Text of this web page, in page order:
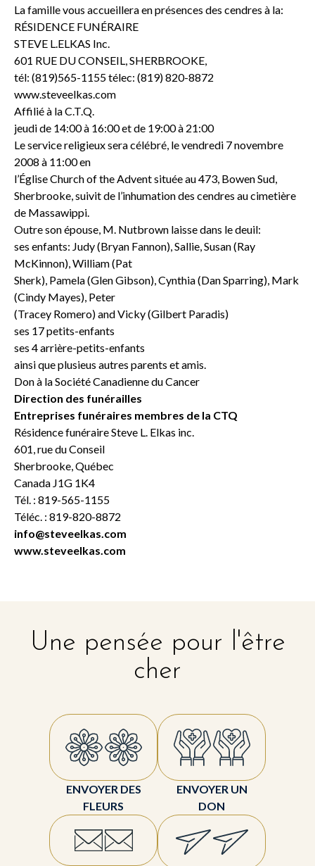
La famille vous accueillera en présences des cendres à la:
RÉSIDENCE FUNÉRAIRE
STEVE L.ELKAS Inc.
601 RUE DU CONSEIL, SHERBROOKE,
tél: (819)565-1155 télec: (819) 820-8872
www.steveelkas.com
Affilié à la C.T.Q.
jeudi de 14:00 à 16:00 et de 19:00 à 21:00
Le service religieux sera célébré, le vendredi 7 novembre
2008 à 11:00 en
l’Église Church of the Advent située au 473, Bowen Sud,
Sherbrooke, suivit de l’inhumation des cendres au cimetière
de Massawippi.
Outre son épouse, M. Nutbrown laisse dans le deuil:
ses enfants: Judy (Bryan Fannon), Sallie, Susan (Ray
McKinnon), William (Pat
Sherk), Pamela (Glen Gibson), Cynthia (Dan Sparring), Mark
(Cindy Mayes), Peter
(Tracey Romero) and Vicky (Gilbert Paradis)
ses 17 petits-enfants
ses 4 arrière-petits-enfants
ainsi que plusieus autres parents et amis.
Don à la Société Canadienne du Cancer
Direction des funérailles
Entreprises funéraires membres de la CTQ
Résidence funéraire Steve L. Elkas inc.
601, rue du Conseil
Sherbrooke, Québec
Canada J1G 1K4
Tél. : 819-565-1155
Téléc. : 819-820-8872
info@steveelkas.com
www.steveelkas.com
Une pensée pour l'être
cher
ENVOYER DES
FLEURS
ENVOYER UN
DON